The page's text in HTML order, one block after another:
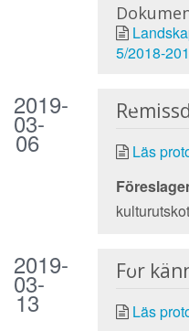
5/2018-
2019-
03-
06
Läs
2019-
03-
13
För
Läs